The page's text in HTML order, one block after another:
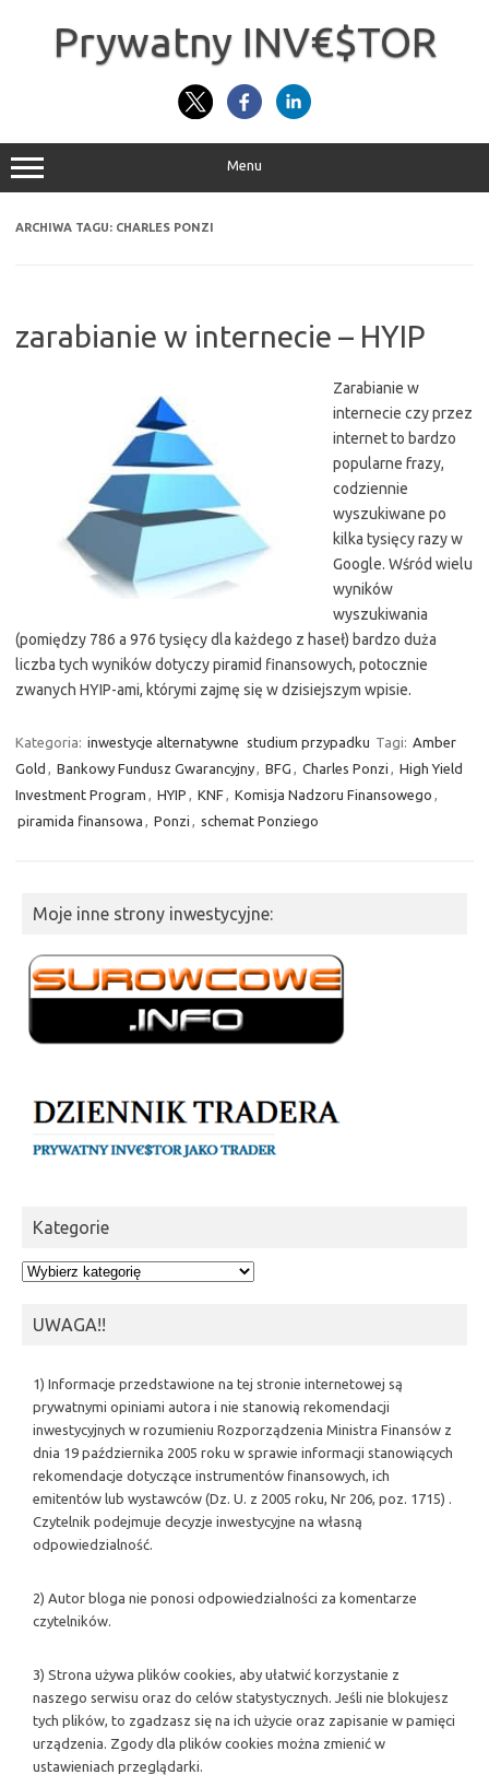
Prywatny INV€$TOR
Menu
ARCHIWA TAGU: CHARLES PONZI
zarabianie w internecie – HYIP
Zarabianie w
internecie czy przez
internet to bardzo
popularne frazy,
codziennie
wyszukiwane po
kilka tysięcy razy w
Google. Wśród wielu
wyników
wyszukiwania
(pomiędzy 786 a 976 tysięcy dla każdego z haseł) bardzo duża
liczba tych wyników dotyczy piramid finansowych, potocznie
zwanych HYIP-ami, którymi zajmę się w dzisiejszym wpisie.
Kategoria: inwestycje alternatywne studium przypadku Tagi: Amber
Gold , Bankowy Fundusz Gwarancyjny, BFG , Charles Ponzi , High Yield
Investment Program , HYIP , KNF, Komisja Nadzoru Finansowego ,
piramida finansowa , Ponzi , schemat Ponziego
Moje inne strony inwestycyjne:
Kategorie
Kategorie
UWAGA!!
1) Informacje przedstawione na tej stronie internetowej są
prywatnymi opiniami autora i nie stanowią rekomendacji
inwestycyjnych w rozumieniu Rozporządzenia Ministra Finansów z
dnia 19 października 2005 roku w sprawie informacji stanowiących
rekomendacje dotyczące instrumentów finansowych, ich
emitentów lub wystawców (Dz. U. z 2005 roku, Nr 206, poz. 1715) .
Czytelnik podejmuje decyzje inwestycyjne na własną
odpowiedzialność.
2) Autor bloga nie ponosi odpowiedzialności za komentarze
czytelników.
3) Strona używa plików cookies, aby ułatwić korzystanie z
naszego serwisu oraz do celów statystycznych. Jeśli nie blokujesz
tych plików, to zgadzasz się na ich użycie oraz zapisanie w pamięci
urządzenia. Zgody dla plików cookies można zmienić w
ustawieniach przeglądarki.